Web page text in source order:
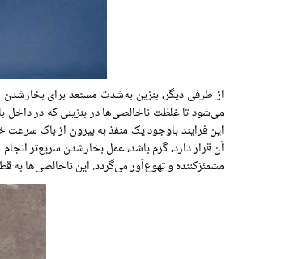
از طرفی دیگر، بنزین به‌شدت مستعد برای
می‌شود تا غلظت ناخالصی‌ها در بنزینی که در داخل
این فرایند باوجود یک منفذ به بیرون از باک
آن قرار دارد، گرم باشد، عمل بخارشدن سریع‌تر
مشمئزکننده و تهوع‌آور می‌گردد. این ناخالصی‌ها